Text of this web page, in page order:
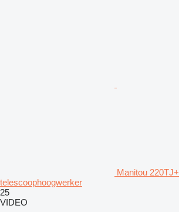
Manitou 220TJ+
telescoophoogwerker
25
VIDEO